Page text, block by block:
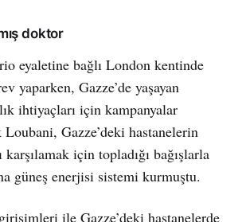
doktor
eyaletine bağlı London kentinde
yaparken, Gazze’de yaşayan
ihtiyaçları için kampanyalar
Loubani, Gazze’deki hastanelerin
için topladığı bağışlarla
güneş enerjisi sistemi kurmuştu.
ile Gazze’deki hastanelerde